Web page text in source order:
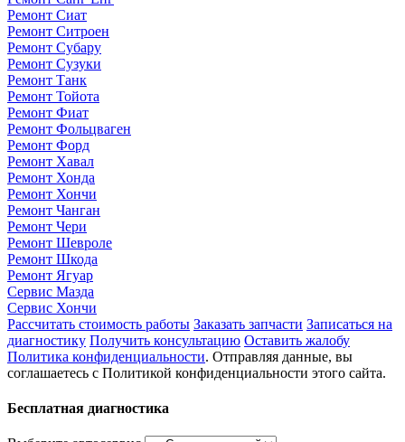
Ремонт Сиат
Ремонт Ситроен
Ремонт Субару
Ремонт Сузуки
Ремонт Танк
Ремонт Тойота
Ремонт Фиат
Ремонт Фольцваген
Ремонт Форд
Ремонт Хавал
Ремонт Хонда
Ремонт Хончи
Ремонт Чанган
Ремонт Чери
Ремонт Шевроле
Ремонт Шкода
Ремонт Ягуар
Сервис Мазда
Сервис Хончи
Рассчитать стоимость работы Заказать запчасти Записаться на
диагностику Получить консультацию Оставить жалобу
Политика конфиденциальности. Отправляя данные, вы
соглашаетесь с Политикой конфиденциальности этого сайта.
Бесплатная диагностика